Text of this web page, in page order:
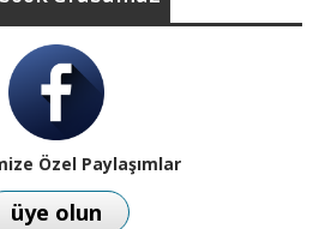
Özel Paylaşımlar
üye olun